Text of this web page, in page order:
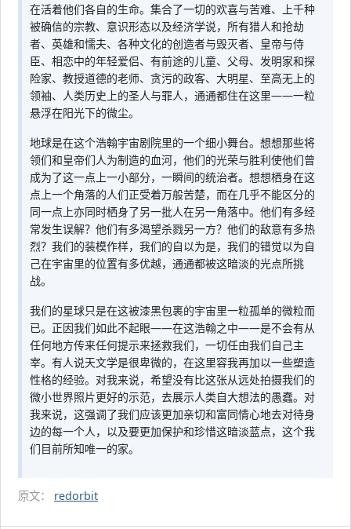
在活着他们各自的生命。集合了一切的欢喜与苦难、上千种
被确信的宗教、意识形态以及经济学说，所有猎人和抢劫
者、英雄和懦夫、各种文化的创造者与毁灭者、皇帝与侍
臣、相恋中的年轻爱侣、有前途的儿童、父母、发明家和探
险家、教授道德的老师、贪污的政客、大明星、至高无上的
领袖、人类历史上的圣人与罪人，通通都住在这里——一粒
悬浮在阳光下的微尘。
地球是在这个浩翰宇宙剧院里的一个细小舞台。想想那些将
领们和皇帝们人为制造的血河，他们的光荣与胜利使他们曾
成为了这一点上一小部分，一瞬间的统治者。想想栖身在这
点上一个角落的人们正受着万般苦楚，而在几乎不能区分的
同一点上亦同时栖身了另一批人在另一角落中。他们有多经
常发生误解？他们有多渴望杀戮另一方？他们的敌意有多热
烈？我们的装模作样，我们的自以为是，我们的错觉以为自
己在宇宙里的位置有多优越，通通都被这暗淡的光点所挑
战。
我们的星球只是在这被漆黑包裹的宇宙里一粒孤单的微粒而
已。正因我们如此不起眼——在这浩翰之中——是不会有从
任何地方传来任何提示来拯救我们，一切任由我们自己主
宰。有人说天文学是很卑微的，在这里容我再加以一些塑造
性格的经验。对我来说，希望没有比这张从远处拍摄我们的
微小世界照片更好的示范，去展示人类自大想法的愚蠢。对
我来说，这强调了我们应该更加亲切和富同情心地去对待身
边的每一个人，以及要更加保护和珍惜这暗淡蓝点，这个我
们目前所知唯一的家。
原文： redorbit